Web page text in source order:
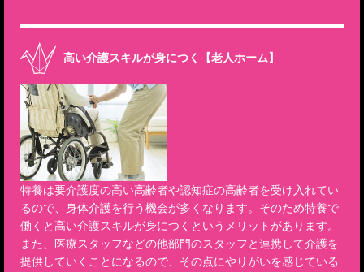
高い介護スキルが身につく【老人ホーム】
特養は要介護度の高い高齢者や認知症の高齢者を受け入れてい
るので、身体介護を行う機会が多くなります。そのため特養で
働くと高い介護スキルが身につくというメリットがあります。
また、医療スタッフなどの他部門のスタッフと連携して介護を
提供していくことになるので、その点にやりがいを感じている